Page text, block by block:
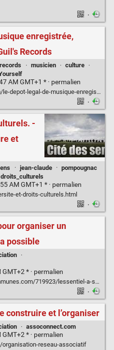
·
enregistrée,
Records
records · musicien · culture
·
AM GMT+1 * · permalien
de-musique-enregistree-quest-ce-que-cest/
·
-
et
· jean-claude · pompougnac
droits_culturels
AM GMT+1 * · permalien
et-droits-culturels.html
·
organiser un
possible
·
* · permalien
a-savoir-pour-organiser-un-concert-quand-ce-sera-possible/
·
construire et l’organiser
· assoconnect.com
* · permalien
reseau-associatif